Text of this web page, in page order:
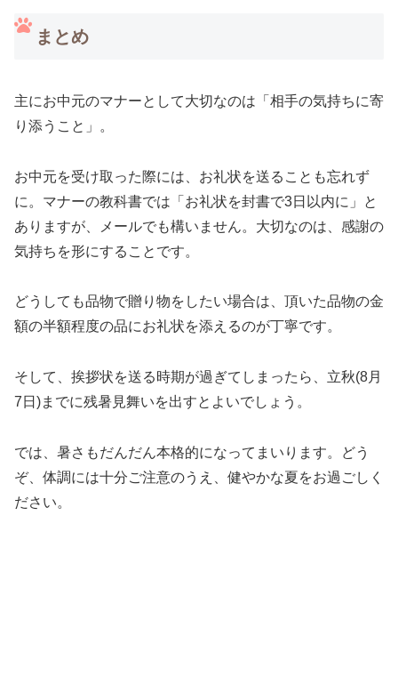
まとめ
主にお中元のマナーとして大切なのは「相手の気持ちに寄
り添うこと」。
お中元を受け取った際には、お礼状を送ることも忘れず
に。マナーの教科書では「お礼状を封書で3日以内に」と
ありますが、メールでも構いません。大切なのは、感謝の
気持ちを形にすることです。
どうしても品物で贈り物をしたい場合は、頂いた品物の金
額の半額程度の品にお礼状を添えるのが丁寧です。
そして、挨拶状を送る時期が過ぎてしまったら、立秋(8月
7日)までに残暑見舞いを出すとよいでしょう。
では、暑さもだんだん本格的になってまいります。どう
ぞ、体調には十分ご注意のうえ、健やかな夏をお過ごしく
ださい。